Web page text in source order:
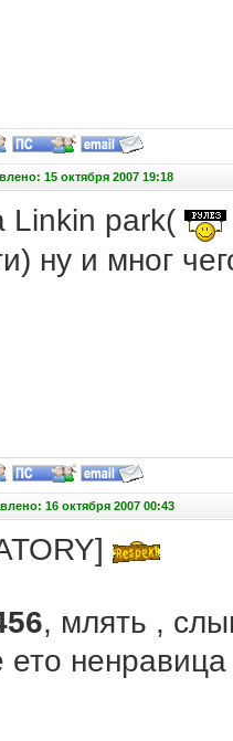
15 октября 2007 19:18
Linkin park(
ну и мног
16 октября 2007 00:43
, млять ,
ето